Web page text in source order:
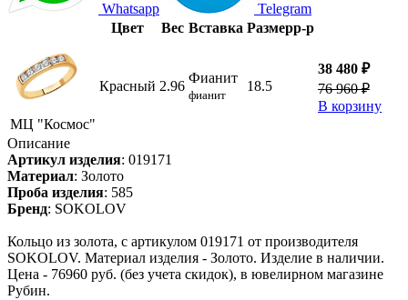
Whatsapp
Telegram
Цвет
Вес Вставка Размерр-р
МЦ "Космос"
Красный 2.96
Фианит
фианит
18.5
38 480 ₽
76 960 ₽
В корзину
Описание
Артикул изделия: 019171
Материал: Золото
Проба изделия: 585
Бренд: SOKOLOV
Кольцо из золота, с артикулом 019171 от производителя
SOKOLOV. Материал изделия - Золото. Изделие в наличии.
Цена - 76960 руб. (без учета скидок), в ювелирном магазине
Рубин.